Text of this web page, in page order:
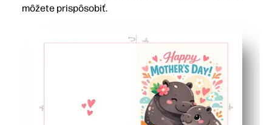
môžete prispôsobiť.
Pripravené rýchlo - stačí vytlačiť, zložiť a podpísať pre
Zapája deti - roztomilé umenie inšpiruje správy,
Flexibilné pre rodiny s deťmi - vytlačte toľko, koľko
Vyzerá skvele doma - ostrá ilustrácia svieti na bežnom